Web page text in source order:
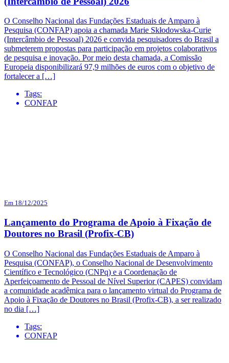
O Conselho Nacional das Fundações Estaduais de Amparo à
Pesquisa (CONFAP) apoia a chamada Marie Skłodowska-Curie
(Intercâmbio de Pessoal) 2026 e convida pesquisadores do Brasil a
submeterem propostas para participação em projetos colaborativos
de pesquisa e inovação. Por meio desta chamada, a Comissão
Europeia disponibilizará 97,9 milhões de euros com o objetivo de
fortalecer a […]
Tags:
CONFAP
Em 18/12/2025
Lançamento do Programa de Apoio à Fixação de
Doutores no Brasil (Profix-CB)
O Conselho Nacional das Fundações Estaduais de Amparo à
Pesquisa (CONFAP), o Conselho Nacional de Desenvolvimento
Científico e Tecnológico (CNPq) e a Coordenação de
Aperfeiçoamento de Pessoal de Nível Superior (CAPES) convidam
a comunidade acadêmica para o lançamento virtual do Programa de
Apoio à Fixação de Doutores no Brasil (Profix-CB), a ser realizado
no dia […]
Tags:
CONFAP